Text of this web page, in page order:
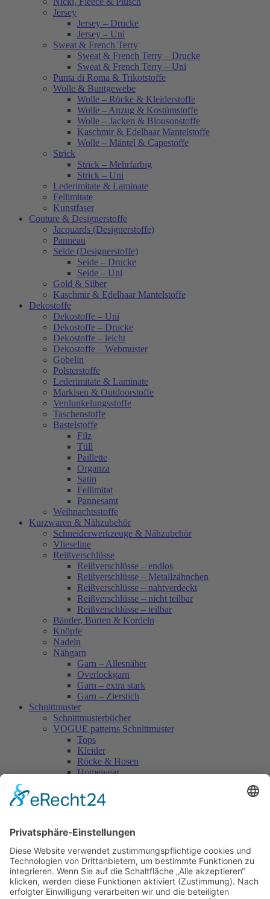
Jersey
Jersey – Drucke
Jersey – Uni
Sweat & French Terry
Sweat & French Terry – Drucke
Sweat & French Terry – Uni
Punta di Roma & Trikotstoffe
Wolle & Buntgewebe
Wolle – Röcke & Kleiderstoffe
Wolle – Anzug & Kostümstoffe
Wolle – Jacken & Blousonstoffe
Kaschmir & Edelhaar Mantelstoffe
Wolle – Mäntel & Capestoffe
Strick
Strick – Mehrfarbig
Strick – Uni
Lederimitate & Laminate
Fellimitate
Kunstfaser
Couture & Designerstoffe
Jacquards (Designerstoffe)
Panneau
Seide (Designerstoffe)
Seide – Drucke
Seide – Uni
Gold & Silber
Kaschmir & Edelhaar Mantelstoffe
Dekostoffe
Dekostoffe – Uni
Dekostoffe – Drucke
Dekostoffe – leicht
Dekostoffe – Webmuster
Gobelin
Polsterstoffe
Lederimitate & Laminate
Markisen & Outdoorstoffe
Verdunkelungsstoffe
Taschenstoffe
Bastelstoffe
Filz
Tüll
Paillette
Organza
Satin
Fellimitat
Pannesamt
Weihnachtsstoffe
Kurzwaren & Nähzubehör
Schneiderwerkzeuge & Nähzubehör
Vlieseline
Reißverschlüsse
Reißverschlüsse – endlos
Reißverschlüsse – Metallzähnchen
Reißverschlüsse – nahtverdeckt
Reißverschlüsse – nicht teilbar
Reißverschlüsse – teilbar
Bänder, Borten & Kordeln
Knöpfe
Nadeln
Nähgarn
Garn – Allesnäher
Overlockgarn
Garn – extra stark
Garn – Zierstich
Schnittmuster
Schnittmusterbücher
VOGUE patterns Schnittmuster
Tops
Kleider
Röcke & Hosen
Homewear
Vogue Vintage
Herren
Accessoires
Einzelschnittmuster Burda
Tops
Kleider
Röcke & Hosen
Homewear
Jacken & Mäntel